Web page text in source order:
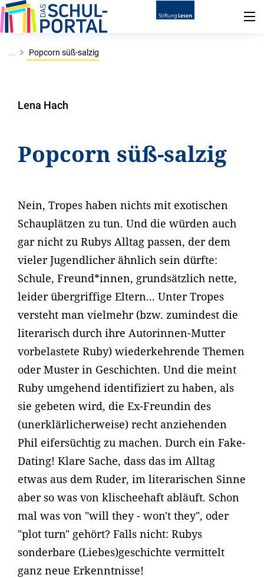
... Popcorn süß-salzig
Lena Hach
Popcorn süß-salzig
Nein, Tropes haben nichts mit exotischen
Schauplätzen zu tun. Und die würden auch
gar nicht zu Rubys Alltag passen, der dem
vieler Jugendlicher ähnlich sein dürfte:
Schule, Freund*innen, grundsätzlich nette,
leider übergriffige Eltern... Unter Tropes
versteht man vielmehr (bzw. zumindest die
literarisch durch ihre Autorinnen-Mutter
vorbelastete Ruby) wiederkehrende Themen
oder Muster in Geschichten. Und die meint
Ruby umgehend identifiziert zu haben, als
sie gebeten wird, die Ex-Freundin des
(unerklärlicherweise) recht anziehenden
Phil eifersüchtig zu machen. Durch ein Fake-
Dating! Klare Sache, dass das im Alltag
etwas aus dem Ruder, im literarischen Sinne
aber so was von klischeehaft abläuft. Schon
mal was von "will they - won't they", oder
"plot turn" gehört? Falls nicht: Rubys
sonderbare (Liebes)geschichte vermittelt
ganz neue Erkenntnisse!